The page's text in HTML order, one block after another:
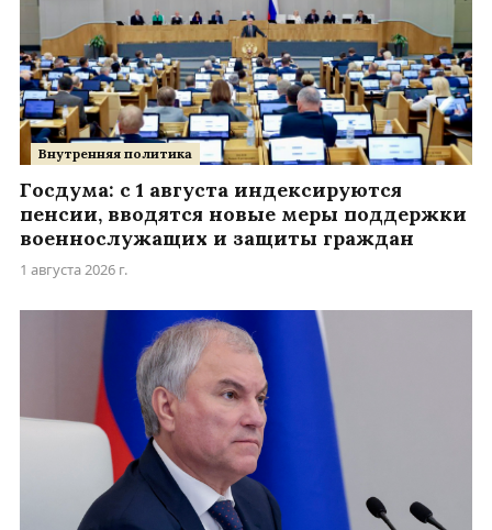
Внутренняя политика
Госдума: с 1 августа индексируются
пенсии, вводятся новые меры поддержки
военнослужащих и защиты граждан
1 августа 2026 г.